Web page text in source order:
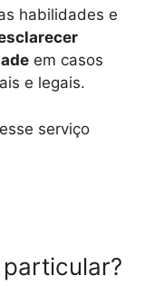
habilidades e
em casos
e legais.
serviço